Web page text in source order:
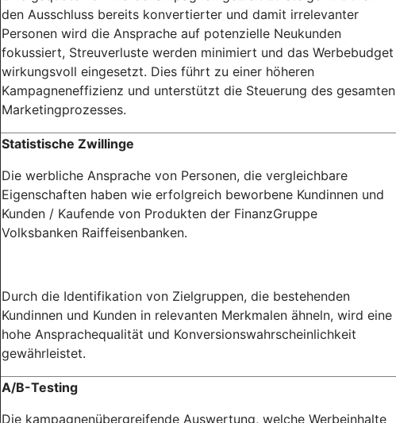
den Ausschluss bereits konvertierter und damit irrelevanter
Personen wird die Ansprache auf potenzielle Neukunden
fokussiert, Streuverluste werden minimiert und das Werbebudget
wirkungsvoll eingesetzt. Dies führt zu einer höheren
Kampagneneffizienz und unterstützt die Steuerung des gesamten
Marketingprozesses.
Statistische Zwillinge
Die werbliche Ansprache von Personen, die vergleichbare
Eigenschaften haben wie erfolgreich beworbene Kundinnen und
Kunden / Kaufende von Produkten der FinanzGruppe
Volksbanken Raiffeisenbanken.
Durch die Identifikation von Zielgruppen, die bestehenden
Kundinnen und Kunden in relevanten Merkmalen ähneln, wird eine
hohe Ansprachequalität und Konversionswahrscheinlichkeit
gewährleistet.
A/B-Testing
Die kampagnenübergreifende Auswertung, welche Werbeinhalte